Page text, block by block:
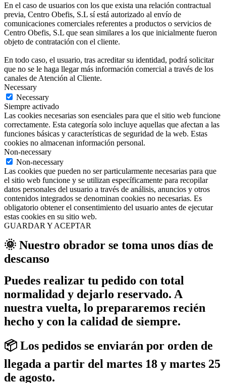
En el caso de usuarios con los que exista una relación contractual
previa, Centro Obefis, S.L sí está autorizado al envío de
comunicaciones comerciales referentes a productos o servicios de
Centro Obefis, S.L que sean similares a los que inicialmente fueron
objeto de contratación con el cliente.
En todo caso, el usuario, tras acreditar su identidad, podrá solicitar
que no se le haga llegar más información comercial a través de los
canales de Atención al Cliente.
Necessary
Necessary
Siempre activado
Las cookies necesarias son esenciales para que el sitio web funcione
correctamente. Esta categoría solo incluye aquellas que afectan a las
funciones básicas y características de seguridad de la web. Estas
cookies no almacenan información personal.
Non-necessary
Non-necessary
Las cookies que pueden no ser particularmente necesarias para que
el sitio web funcione y se utilizan específicamente para recopilar
datos personales del usuario a través de análisis, anuncios y otros
contenidos integrados se denominan cookies no necesarias. Es
obligatorio obtener el consentimiento del usuario antes de ejecutar
estas cookies en su sitio web.
GUARDAR Y ACEPTAR
🌞 Nuestro obrador se toma unos días de
descanso
Puedes realizar tu pedido con total
normalidad y dejarlo reservado. A
nuestra vuelta, lo prepararemos recién
hecho y con la calidad de siempre.
📦 Los pedidos se enviarán por orden de
llegada a partir del martes 18 y martes 25
de agosto.